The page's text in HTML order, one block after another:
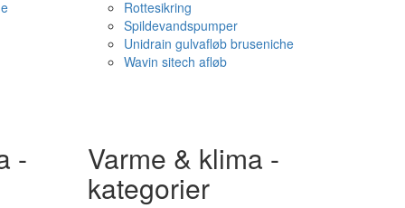
Rottesikring
Spildevandspumper
Unidrain gulvafløb bruseniche
Wavin sitech afløb
- Varme & klima -
kategorier